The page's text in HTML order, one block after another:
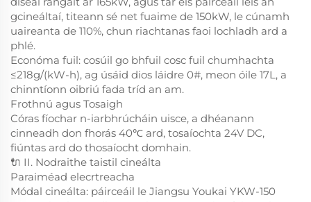
gcineáltaí, titeann sé net fuaime de 150kW, le cúnamh
uaireanta de 110%, chun riachtanas faoi lochladh ard a
phlé.
Económa fuil: cosúil go bhfuil cosc fuil chumhachta
≤218g/(kW-h), ag úsáid dios láidre 0#, meon óile 17L, a
chinntíonn oibriú fada tríd an am.
Frothnú agus Tosaigh
Córas fíochar n-iarbhrúcháin uisce, a dhéanann
cinneadh don fhorás 40℃ ard, tosaíochta 24V DC,
fiúntas ard do thosaíocht domhain.
🔌 II. Nodraithe taistil cineálta
Paraiméad elecrtreacha
Módal cineálta: páirceáil le Jiangsu Youkai YKW-150